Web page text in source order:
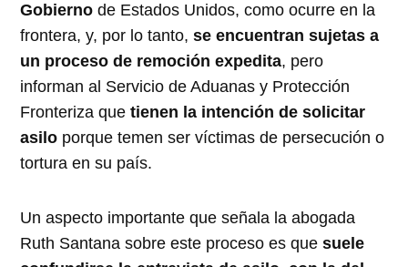
Gobierno de Estados Unidos, como ocurre en la
frontera, y, por lo tanto,se encuentran sujetas a
un proceso de remoción expedita, pero
informan al Servicio de Aduanas y Protección
Fronteriza quetienen la intención de solicitar
asilo porque temen ser víctimas de persecución o
tortura en su país.
Un aspecto importante que señala la abogada
Ruth Santana sobre este proceso es quesuele